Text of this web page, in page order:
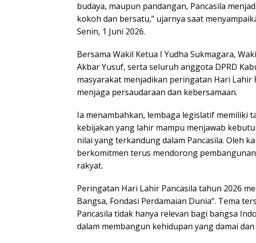
budaya, maupun pandangan, Pancasila
kokoh dan bersatu,” ujarnya saat
Senin, 1 Juni 2026.
Bersama Wakil Ketua I Yudha Sukmagara,
Akbar Yusuf, serta seluruh anggota DPRD
masyarakat menjadikan peringatan Hari
menjaga persaudaraan dan kebersamaan.
Ia menambahkan, lembaga legislatif memiliki
kebijakan yang lahir mampu menjawab
nilai yang terkandung dalam Pancasila. Oleh
berkomitmen terus mendorong
rakyat.
Peringatan Hari Lahir Pancasila tahun 2026
Bangsa, Fondasi Perdamaian Dunia”. Tema
Pancasila tidak hanya relevan bagi bangsa
dalam membangun kehidupan yang damai